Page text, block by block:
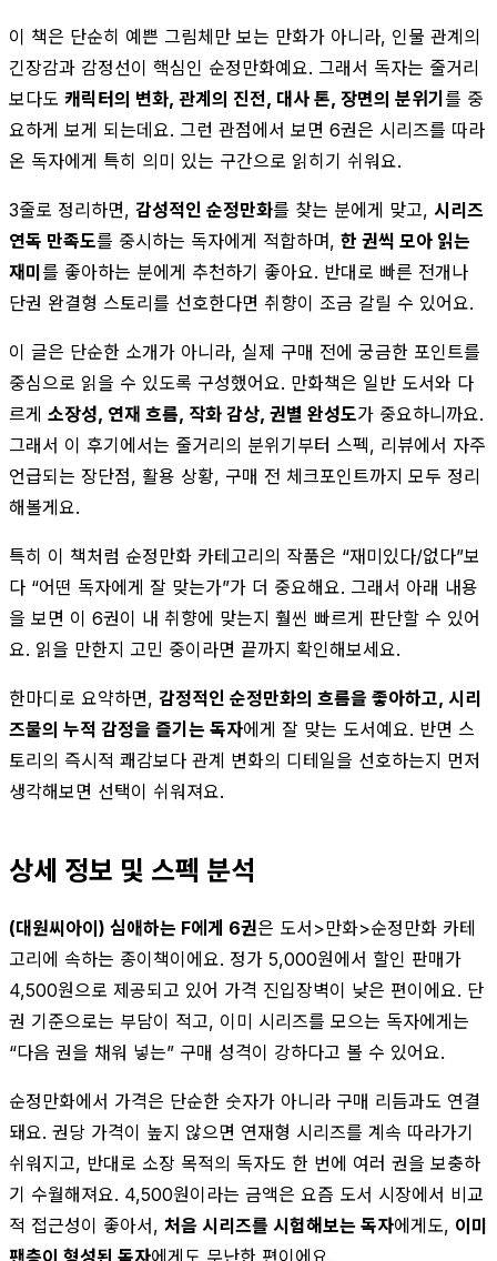
이 책은 단순히 예쁜 그림체만 보는 만화가 아니라, 인물 관계의
긴장감과 감정선이 핵심인 순정만화예요. 그래서 독자는 줄거리
보다도 캐릭터의 변화, 관계의 진전, 대사 톤, 장면의 분위기를 중
요하게 보게 되는데요. 그런 관점에서 보면 6권은 시리즈를 따라
온 독자에게 특히 의미 있는 구간으로 읽히기 쉬워요.
3줄로 정리하면, 감성적인 순정만화를 찾는 분에게 맞고, 시리즈
연독 만족도를 중시하는 독자에게 적합하며, 한 권씩 모아 읽는
재미를 좋아하는 분에게 추천하기 좋아요. 반대로 빠른 전개나
단권 완결형 스토리를 선호한다면 취향이 조금 갈릴 수 있어요.
이 글은 단순한 소개가 아니라, 실제 구매 전에 궁금한 포인트를
중심으로 읽을 수 있도록 구성했어요. 만화책은 일반 도서와 다
르게 소장성, 연재 흐름, 작화 감상, 권별 완성도가 중요하니까요.
그래서 이 후기에서는 줄거리의 분위기부터 스펙, 리뷰에서 자주
언급되는 장단점, 활용 상황, 구매 전 체크포인트까지 모두 정리
해볼게요.
특히 이 책처럼 순정만화 카테고리의 작품은 “재미있다/없다”보
다 “어떤 독자에게 잘 맞는가”가 더 중요해요. 그래서 아래 내용
을 보면 이 6권이 내 취향에 맞는지 훨씬 빠르게 판단할 수 있어
요. 읽을 만한지 고민 중이라면 끝까지 확인해보세요.
한마디로 요약하면, 감정적인 순정만화의 흐름을 좋아하고, 시리
즈물의 누적 감정을 즐기는 독자에게 잘 맞는 도서예요. 반면 스
토리의 즉시적 쾌감보다 관계 변화의 디테일을 선호하는지 먼저
생각해보면 선택이 쉬워져요.
상세 정보 및 스펙 분석
(대원씨아이) 심애하는 F에게 6권은 도서>만화>순정만화 카테
고리에 속하는 종이책이에요. 정가 5,000원에서 할인 판매가
4,500원으로 제공되고 있어 가격 진입장벽이 낮은 편이에요. 단
권 기준으로는 부담이 적고, 이미 시리즈를 모으는 독자에게는
“다음 권을 채워 넣는” 구매 성격이 강하다고 볼 수 있어요.
순정만화에서 가격은 단순한 숫자가 아니라 구매 리듬과도 연결
돼요. 권당 가격이 높지 않으면 연재형 시리즈를 계속 따라가기
쉬워지고, 반대로 소장 목적의 독자도 한 번에 여러 권을 보충하
기 수월해져요. 4,500원이라는 금액은 요즘 도서 시장에서 비교
적 접근성이 좋아서, 처음 시리즈를 시험해보는 독자에게도, 이미
팬층이 형성된 독자에게도 무난한 편이에요.